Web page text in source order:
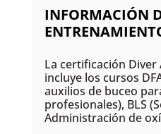
INFORMACIÓN
La certificación
incluye los cursos
auxilios de buceo
profesionales), BLS
Administración de